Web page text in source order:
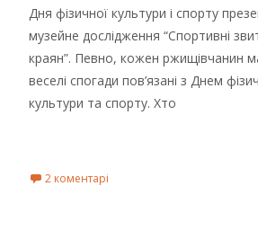
Дня фізичної культури і спорту
музейне дослідження “Спортивні
краян”. Певно, кожен ржищівчанин
веселі спогади пов’язані з Днем
культури та спорту. Хто
2 коментарі